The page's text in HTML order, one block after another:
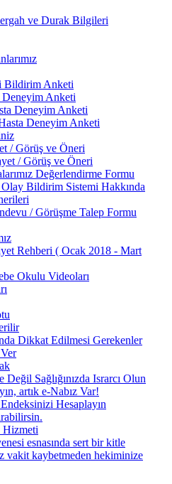
ve Durak Bilgileri
Bildirim Anketi
Deneyim Anketi
Deneyim Anketi
Deneyim Anketi
/ Görüş ve Öneri
/ Görüş ve Öneri
Değerlendirme Formu
Olay Bildirim Sistemi Hakkında
/ Görüşme Talep Formu
Rehberi ( Ocak 2018 - Mart
Okulu Videoları
Dikkat Edilmesi Gerekenler
Sağlığınızda Israrcı Olun
artık e-Nabız Var!
Hesaplayın
Hizmeti
esnasında sert bir kitle
vakit kaybetmeden hekiminize